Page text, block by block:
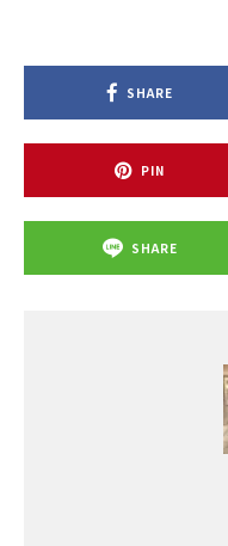
SHARE
PIN
SHARE